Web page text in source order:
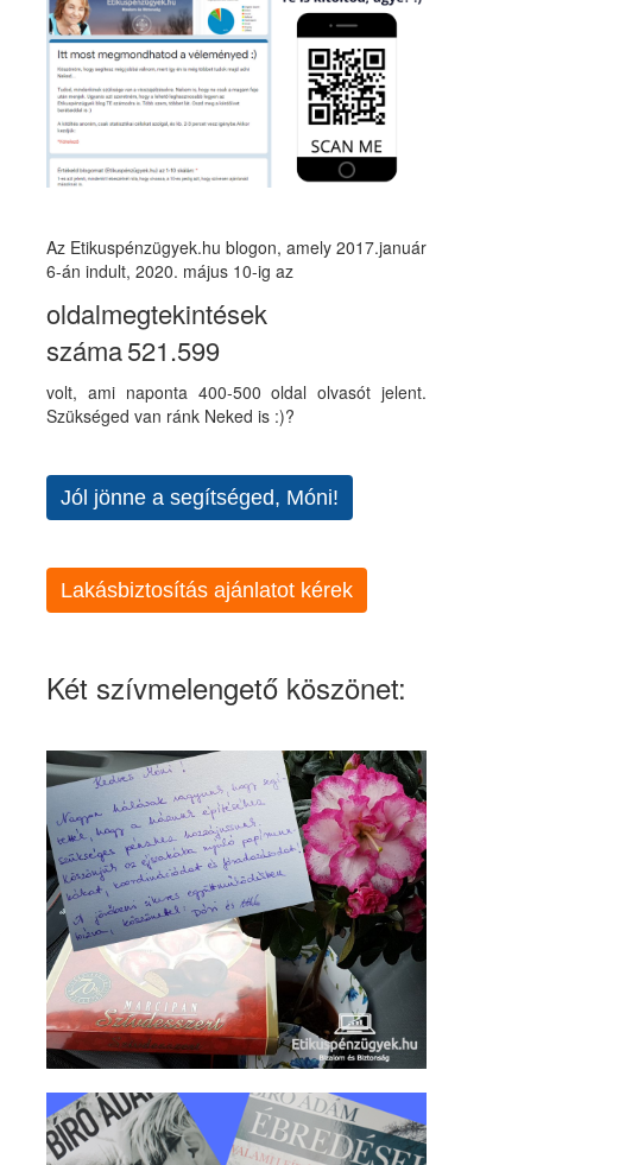
Az Etikuspénzügyek.hu blogon, amely 2017.január
6-án indult, 2020. május 10-ig az
oldalmegtekintések
száma521.599
volt, ami naponta 400-500 oldal olvasót jelent.
Szükséged van ránk Neked is :)?
Jól jönne a segítséged, Móni!
Lakásbiztosítás ajánlatot kérek
Két szívmelengető köszönet: